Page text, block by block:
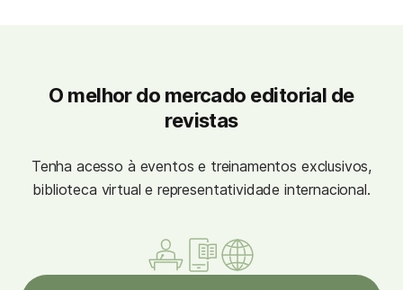
O melhor do mercado editorial de
revistas
Tenha acesso à eventos e treinamentos exclusivos,
biblioteca virtual e representatividade internacional.